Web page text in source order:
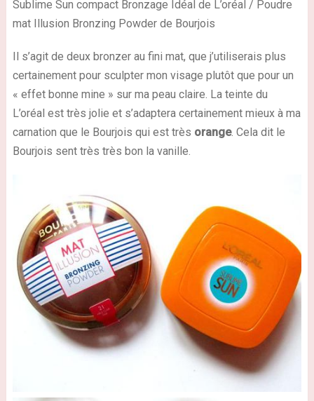
Sublime Sun compact Bronzage Idéal de L’oréal / Poudre
mat Illusion Bronzing Powder de Bourjois
Il s’agit de deux bronzer au fini mat, que j’utiliserais plus
certainement pour sculpter mon visage plutôt que pour un
« effet bonne mine » sur ma peau claire. La teinte du
L’oréal est très jolie et s’adaptera certainement mieux à ma
carnation que le Bourjois qui est très orange. Cela dit le
Bourjois sent très très bon la vanille.